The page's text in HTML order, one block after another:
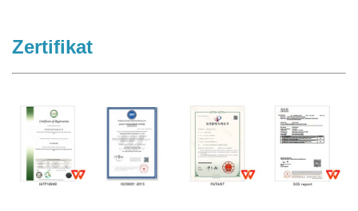
Zertifikat